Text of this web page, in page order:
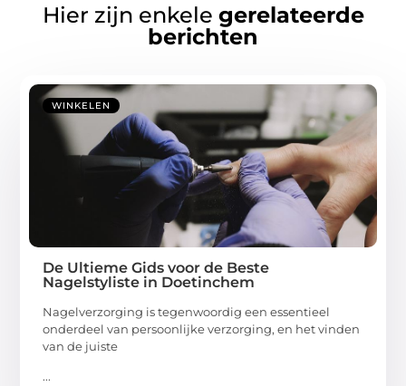
Hier zijn enkele gerelateerde
berichten
WINKELEN
De Ultieme Gids voor de Beste
Nagelstyliste in Doetinchem
Nagelverzorging is tegenwoordig een essentieel
onderdeel van persoonlijke verzorging, en het vinden
van de juiste
...